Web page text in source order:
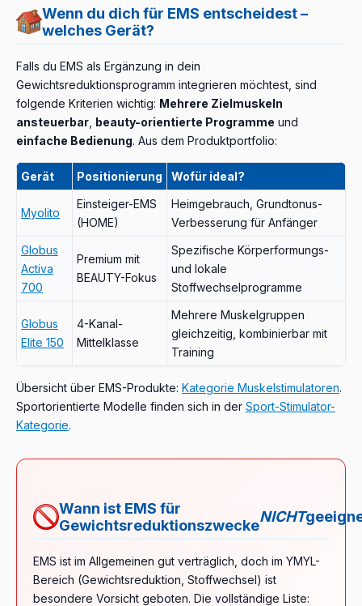
Wenn du dich für EMS entscheidest –
welches Gerät?
Falls du EMS als Ergänzung in dein
Gewichtsreduktionsprogramm integrieren möchtest, sind
folgende Kriterien wichtig: Mehrere Zielmuskeln
ansteuerbar beauty-orientierte Programme und
einfache Bedienung. Aus dem Produktportfolio:
Gerät Positionierung Wofür ideal?
Myolito
Einsteiger-EMS
(HOME)
Heimgebrauch, Grundtonus-
Verbesserung für Anfänger
Globus
Activa
700
Premium mit
BEAUTY-Fokus
Spezifische Körperformungs-
und lokale
Stoffwechselprogramme
Globus
Elite 150
4-Kanal-
Mittelklasse
Mehrere Muskelgruppen
gleichzeitig, kombinierbar mit
Training
Übersicht über EMS-Produkte: Kategorie Muskelstimulatoren.
Sportorientierte Modelle finden sich in der Sport-Stimulator-
Kategorie.
Wann ist EMS für
GewichtsreduktionszweckeNICHT
EMS ist im Allgemeinen gut verträglich, doch im YMYL-
Bereich (Gewichtsreduktion, Stoffwechsel) ist
besondere Vorsicht geboten. Die vollständige Liste: